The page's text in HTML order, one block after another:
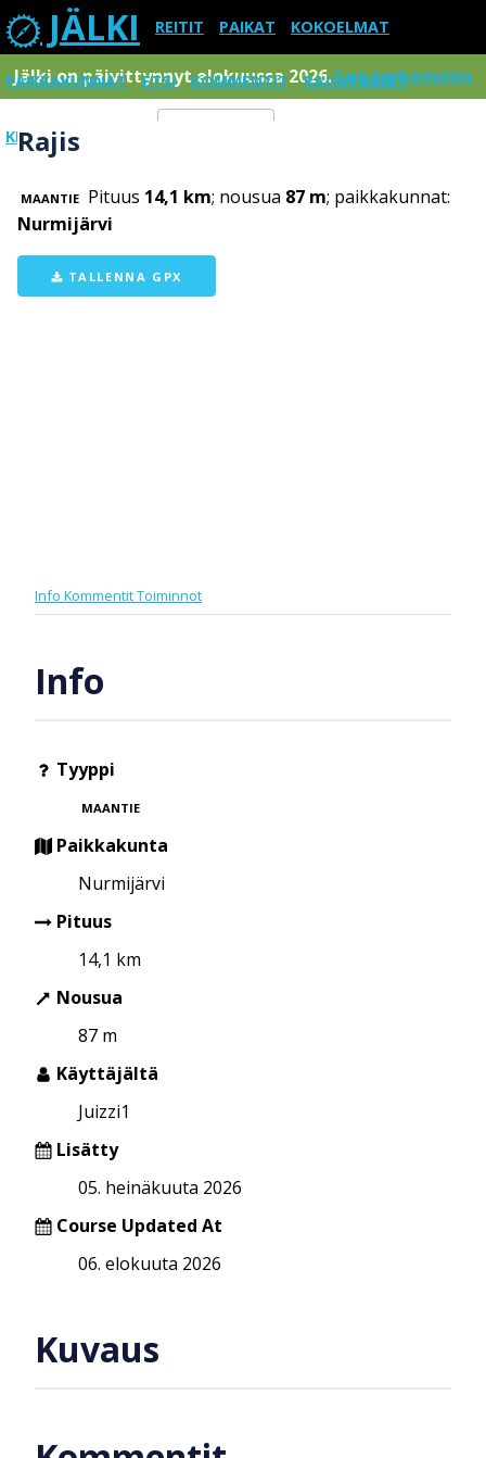
JÄLKI REITIT PAIKAT KOKOELMAT
PAIKKAKUNNAT ETSI KOMMENTIT RAJOITUKSET
KIRJAUDU SISÄÄN
Jälki on päivittynnyt elokuussa 2026.Lue tarkemmin
Rajis
MAANTIE Pituus 14,1 km; nousua 87 m; paikkakunnat:
Nurmijärvi
TALLENNA GPX
Info KommentitToiminnot
Info
Tyyppi
MAANTIE
Paikkakunta
Nurmijärvi
Pituus
14,1 km
Nousua
87 m
Käyttäjältä
Juizzi1
Lisätty
05. heinäkuuta 2026
Course Updated At
06. elokuuta 2026
Kuvaus